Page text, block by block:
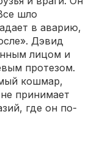
шло
в аварию,
Дэвид
лицом и
протезом.
кошмар,
принимает
где он по-